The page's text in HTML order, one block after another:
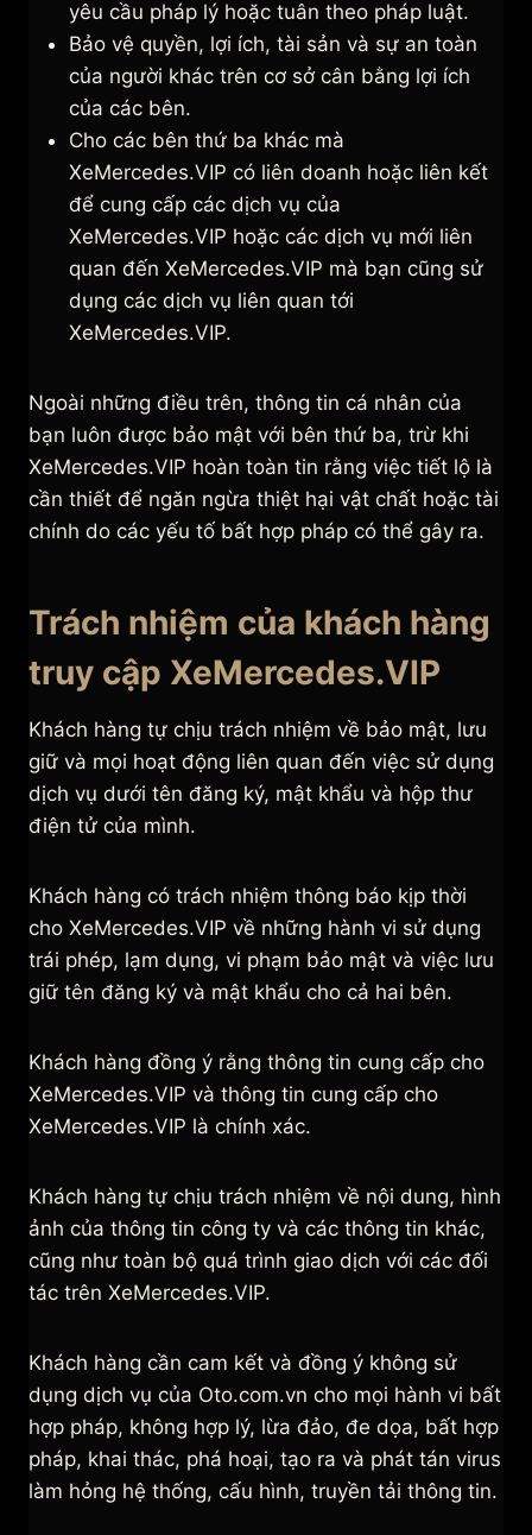
yêu cầu pháp lý hoặc tuân theo pháp luật.
Bảo vệ quyền, lợi ích, tài sản và sự an toàn
của người khác trên cơ sở cân bằng lợi ích
của các bên.
Cho các bên thứ ba khác mà
XeMercedes.VIP có liên doanh hoặc liên kết
để cung cấp các dịch vụ của
XeMercedes.VIP hoặc các dịch vụ mới liên
quan đến XeMercedes.VIP mà bạn cũng sử
dụng các dịch vụ liên quan tới
XeMercedes.VIP.
Ngoài những điều trên, thông tin cá nhân của
bạn luôn được bảo mật với bên thứ ba, trừ khi
XeMercedes.VIP hoàn toàn tin rằng việc tiết lộ là
cần thiết để ngăn ngừa thiệt hại vật chất hoặc tài
chính do các yếu tố bất hợp pháp có thể gây ra.
Trách nhiệm của khách hàng
truy cập XeMercedes.VIP
Khách hàng tự chịu trách nhiệm về bảo mật, lưu
giữ và mọi hoạt động liên quan đến việc sử dụng
dịch vụ dưới tên đăng ký, mật khẩu và hộp thư
điện tử của mình.
Khách hàng có trách nhiệm thông báo kịp thời
cho XeMercedes.VIP về những hành vi sử dụng
trái phép, lạm dụng, vi phạm bảo mật và việc lưu
giữ tên đăng ký và mật khẩu cho cả hai bên.
Khách hàng đồng ý rằng thông tin cung cấp cho
XeMercedes.VIP và thông tin cung cấp cho
XeMercedes.VIP là chính xác.
Khách hàng tự chịu trách nhiệm về nội dung, hình
ảnh của thông tin công ty và các thông tin khác,
cũng như toàn bộ quá trình giao dịch với các đối
tác trên XeMercedes.VIP.
Khách hàng cần cam kết và đồng ý không sử
dụng dịch vụ của Oto.com.vn cho mọi hành vi bất
hợp pháp, không hợp lý, lừa đảo, đe dọa, bất hợp
pháp, khai thác, phá hoại, tạo ra và phát tán virus
làm hỏng hệ thống, cấu hình, truyền tải thông tin.